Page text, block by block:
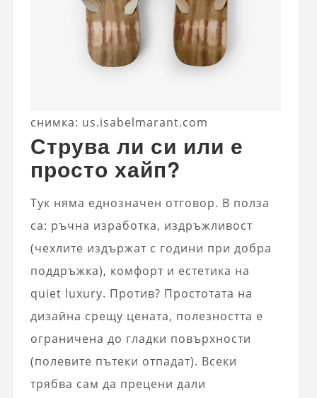
снимка: us.isabelmarant.com
Струва ли си или е
просто хайп?
Тук няма еднозначен отговор. В полза
са: ръчна изработка, издръжливост
(чехлите издържат с години при добра
поддръжка), комфорт и естетика на
quiet luxury. Против? Простотата на
дизайна срещу цената, полезността е
ограничена до гладки повърхности
(полевите пътеки отпадат). Всеки
трябва сам да прецени дали